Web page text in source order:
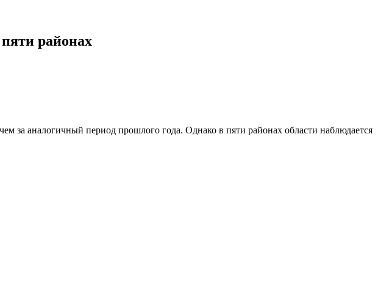
районах
за аналогичный период прошлого года. Однако в пяти районах области наблюдается